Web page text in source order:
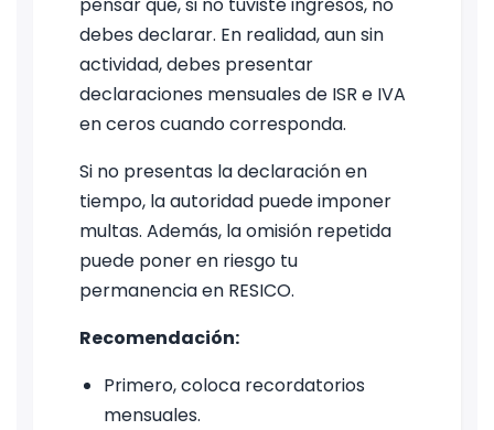
pensar que, si no tuviste ingresos, no
debes declarar. En realidad, aun sin
actividad, debes presentar
declaraciones mensuales de ISR e IVA
en ceros cuando corresponda.
Si no presentas la declaración en
tiempo, la autoridad puede imponer
multas. Además, la omisión repetida
puede poner en riesgo tu
permanencia en RESICO.
Recomendación:
Primero, coloca recordatorios
mensuales.